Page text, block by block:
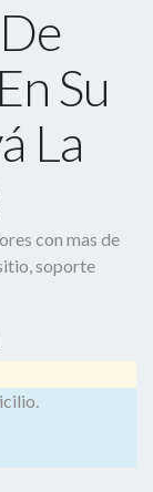
Su
La
con mas de
soporte